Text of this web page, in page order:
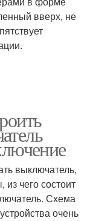
вверх, не
выключатель,
чего состоит
Схема
очень